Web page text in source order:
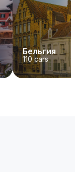
Бельгия
110 cars